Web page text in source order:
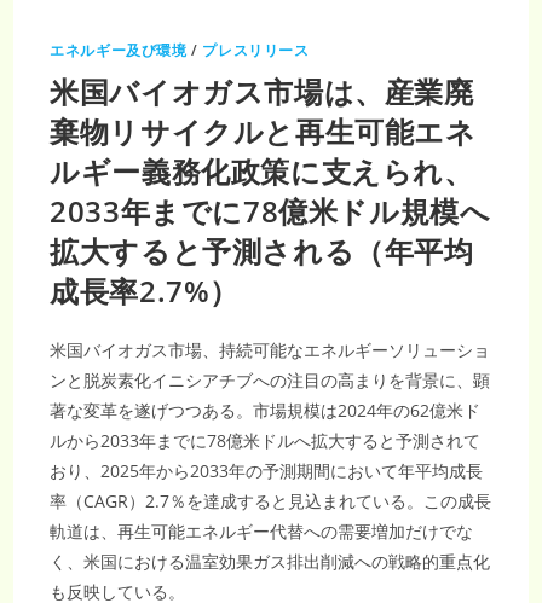
エネルギー及び環境/ プレスリリース
米国バイオガス市場は、産業廃
棄物リサイクルと再生可能エネ
ルギー義務化政策に支えられ、
2033年までに78億米ドル規模へ
拡大すると予測される（年平均
成長率2.7%）
米国バイオガス市場、持続可能なエネルギーソリューショ
ンと脱炭素化イニシアチブへの注目の高まりを背景に、顕
著な変革を遂げつつある。市場規模は2024年の62億米ド
ルから2033年までに78億米ドルへ拡大すると予測されて
おり、2025年から2033年の予測期間において年平均成長
率（CAGR）2.7％を達成すると見込まれている。この成長
軌道は、再生可能エネルギー代替への需要増加だけでな
く、米国における温室効果ガス排出削減への戦略的重点化
も反映している。